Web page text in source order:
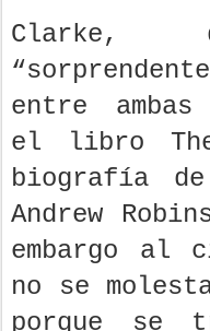
Clarke,
entre
el libro
biografía
Andrew
embargo al
no se
porque se